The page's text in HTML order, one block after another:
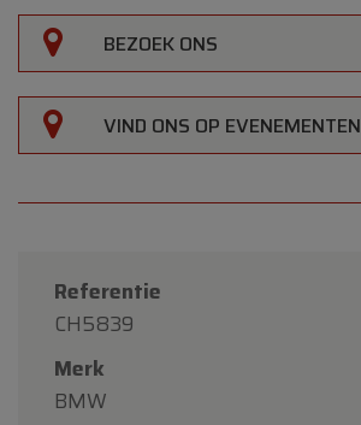
BEZOEK ONS
VIND ONS OP EVENEMENTEN
Referentie
CH5839
Merk
BMW